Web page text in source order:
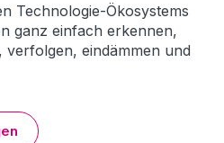
Technologie-Ökosystems
ganz einfach erkennen,
eindämmen und